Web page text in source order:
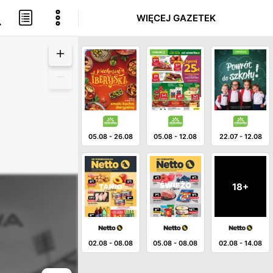
WIĘCEJ GAZETEK
05.08- 26.08 05.08 -12.08 22.07- 12.08
02.08- 08.08 05.08 -08.08
18+
02.08 -14.08